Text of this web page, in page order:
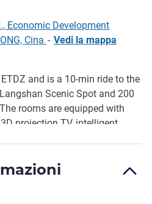
Economic Development
Cina - Vedi la mappa
and is a 10-min ride to the
Scenic Spot and 200
rooms are equipped with
projection TV, intelligent
with high quality service.